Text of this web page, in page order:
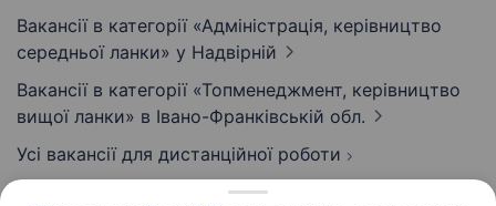
Вакансії в категорії «Адмiнiстрацiя, керівництво
середньої ланки» у Надвірній
Вакансії в категорії «Топменеджмент, керівництво
вищої ланки» в Івано-Франківській обл.
Усі вакансії для дистанційної роботи